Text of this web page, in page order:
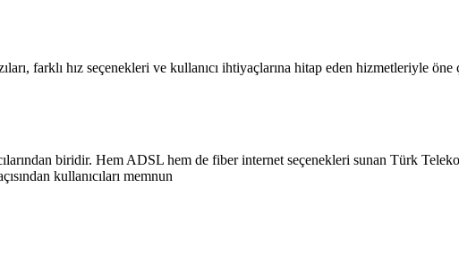
farklı hız seçenekleri ve kullanıcı ihtiyaçlarına hitap eden hizmetleriyle
biridir. Hem ADSL hem de fiber internet seçenekleri sunan Türk
kullanıcıları memnun